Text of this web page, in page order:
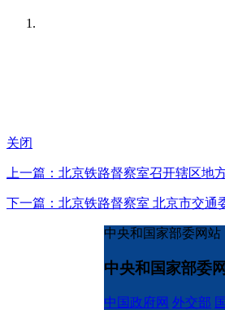
关闭
上一篇：北京铁路督察室召开辖区地
下一篇：北京铁路督察室 北京市交
中央和国家部委网站
中央和国家部委
中国政府网 外交部